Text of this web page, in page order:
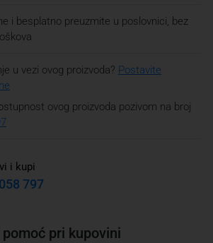
i besplatno preuzmite u poslovnici, bez
u vezi ovog proizvoda? Postavite
ovog proizvoda pozivom na broj
i kupi
797
pri kupovini